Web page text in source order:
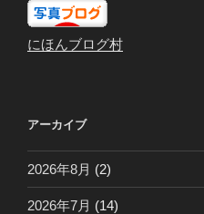
にほんブログ村
アーカイブ
2026年8月 (2)
2026年7月 (14)